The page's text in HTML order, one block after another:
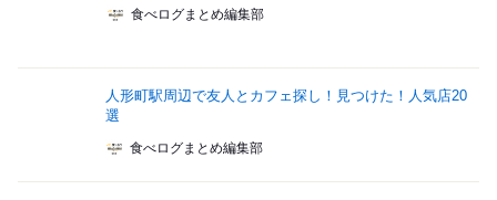
食べログまとめ編集部
人形町駅周辺で友人とカフェ探し！見つけた！人気店20
選
食べログまとめ編集部